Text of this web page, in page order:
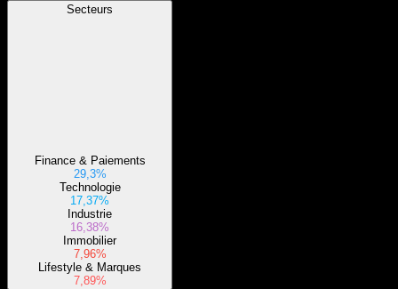
Secteurs
Finance & Paiements
29,3%
Technologie
17,37%
Industrie
16,38%
Immobilier
7,96%
Lifestyle & Marques
7,89%